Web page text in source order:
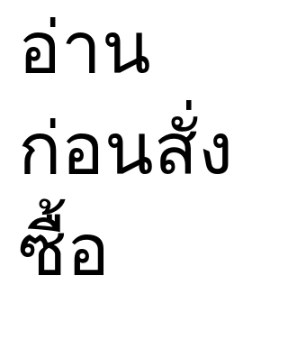
ราคาอาจแตกต่างกันเล็ก
น้อย ตามโปรโมชั่น
การไปที่เว็บต้นทางจะมี
พลังงานใหม่ๆ มากมาย
แต่ถ้าคุณดูที่เว็บไซต์
ต้นทางแล้ว อยากซื้อที่
Divine To Earth ก็
สามารถทำได้ โดยการ
สอบถามฉันก่อนว่า ฉันมี
พลังงานนั้นๆไหมหากไม่
อ่าน
ก่อนสั่ง
ซื้อ